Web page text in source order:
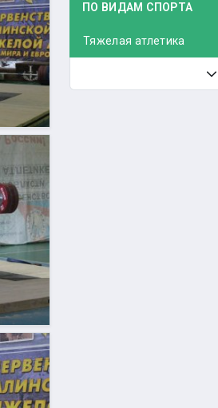
ПО ВИДАМ СПОРТА
Тяжелая атлетика